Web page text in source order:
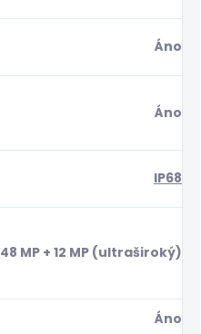
Áno
Áno
IP68
48 MP + 12 MP (ultraširoký)
Áno